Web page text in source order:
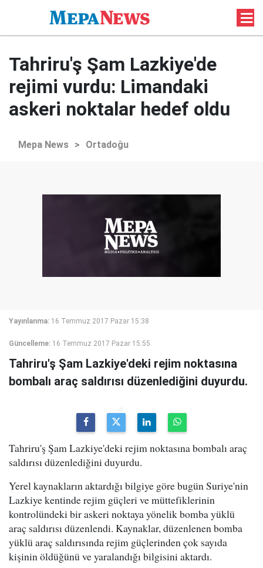
Tahriru'ş Şam Lazkiye'de
rejimi vurdu: Limandaki
askeri noktalar hedef oldu
Mepa News > Ortadoğu
Yayınlanma: 16 Temmuz 2017 Pazar 15:38
Güncelleme: 16 Temmuz 2017 Pazar 15:55
Tahriru'ş Şam Lazkiye'deki rejim noktasına
bombalı araç saldırısı düzenlediğini duyurdu.
Tahriru'ş Şam Lazkiye'deki rejim noktasına bombalı araç
saldırısı düzenlediğini duyurdu.
Yerel kaynakların aktardığı bilgiye göre bugün Suriye'nin
Lazkiye kentinde rejim güçleri ve müttefiklerinin
kontrolündeki bir askeri noktaya yönelik bomba yüklü
araç saldırısı düzenlendi. Kaynaklar, düzenlenen bomba
yüklü araç saldırısında rejim güçlerinden çok sayıda
kişinin öldüğünü ve yaralandığı bilgisini aktardı.